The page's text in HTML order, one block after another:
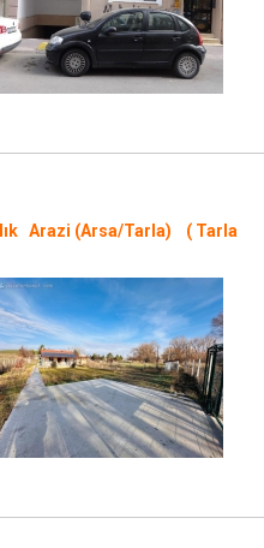
Arazi (Arsa/Tarla) ( Tarla